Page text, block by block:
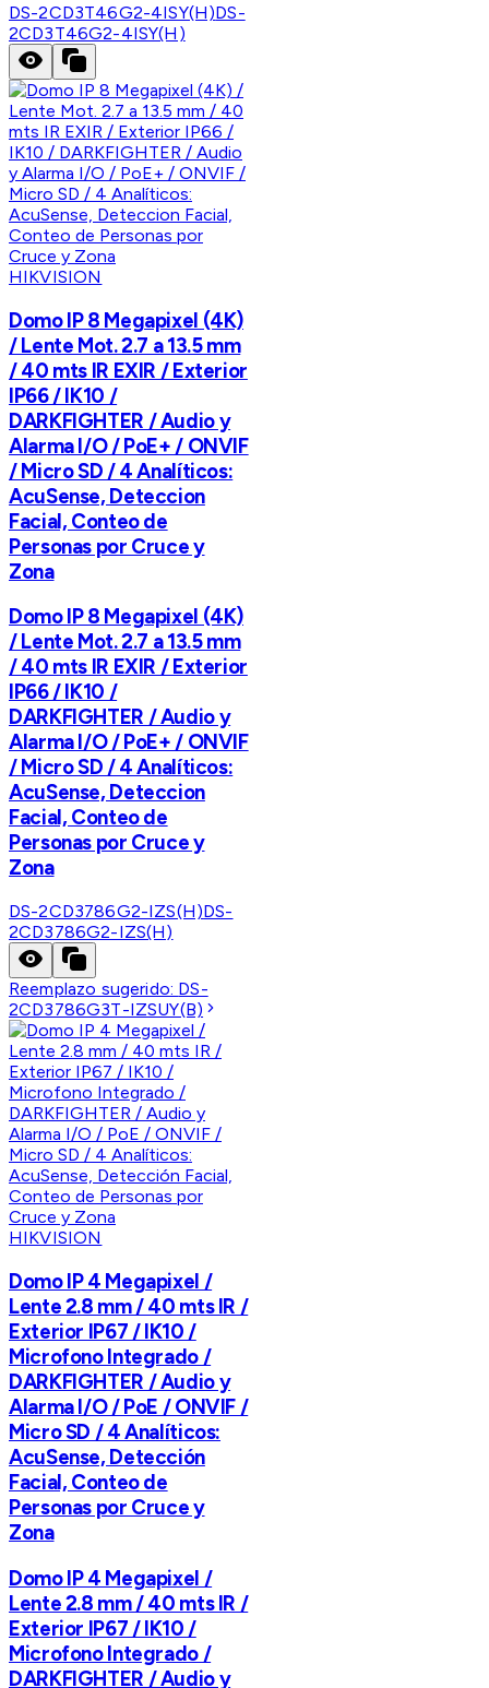
DS-2CD3T46G2-4ISY(H)DS-
2CD3T46G2-4ISY(H)
HIKVISION
Domo IP 8 Megapixel (4K)
/ Lente Mot. 2.7 a 13.5 mm
/ 40 mts IR EXIR / Exterior
IP66 / IK10 /
DARKFIGHTER / Audio y
Alarma I/O / PoE+ / ONVIF
/ Micro SD / 4 Analíticos:
AcuSense, Deteccion
Facial, Conteo de
Personas por Cruce y
Zona
Domo IP 8 Megapixel (4K)
/ Lente Mot. 2.7 a 13.5 mm
/ 40 mts IR EXIR / Exterior
IP66 / IK10 /
DARKFIGHTER / Audio y
Alarma I/O / PoE+ / ONVIF
/ Micro SD / 4 Analíticos:
AcuSense, Deteccion
Facial, Conteo de
Personas por Cruce y
Zona
DS-2CD3786G2-IZS(H)DS-
2CD3786G2-IZS(H)
Reemplazo sugerido: DS-
2CD3786G3T-IZSUY(B)
HIKVISION
Domo IP 4 Megapixel /
Lente 2.8 mm / 40 mts IR /
Exterior IP67 / IK10 /
Microfono Integrado /
DARKFIGHTER / Audio y
Alarma I/O / PoE / ONVIF /
Micro SD / 4 Analíticos:
AcuSense, Detección
Facial, Conteo de
Personas por Cruce y
Zona
Domo IP 4 Megapixel /
Lente 2.8 mm / 40 mts IR /
Exterior IP67 / IK10 /
Microfono Integrado /
DARKFIGHTER / Audio y